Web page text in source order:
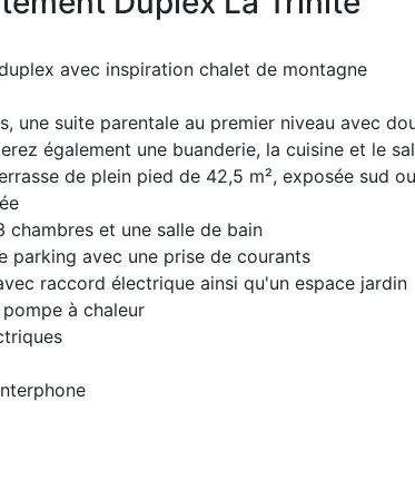
avec inspiration chalet de montagne
une suite parentale au premier niveau avec
également une buanderie, la cuisine et le
de plein pied de 42,5 m², exposée sud
chambres et une salle de bain
parking avec une prise de courants
raccord électrique ainsi qu'un espace jardin
à chaleur